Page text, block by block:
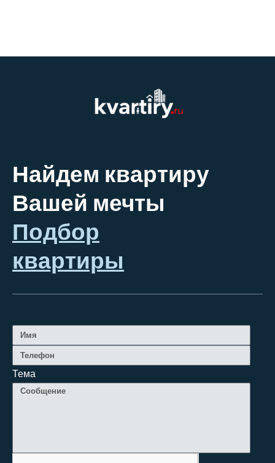
Найдем квартиру
Вашей мечты
Подбор
квартиры
Тема